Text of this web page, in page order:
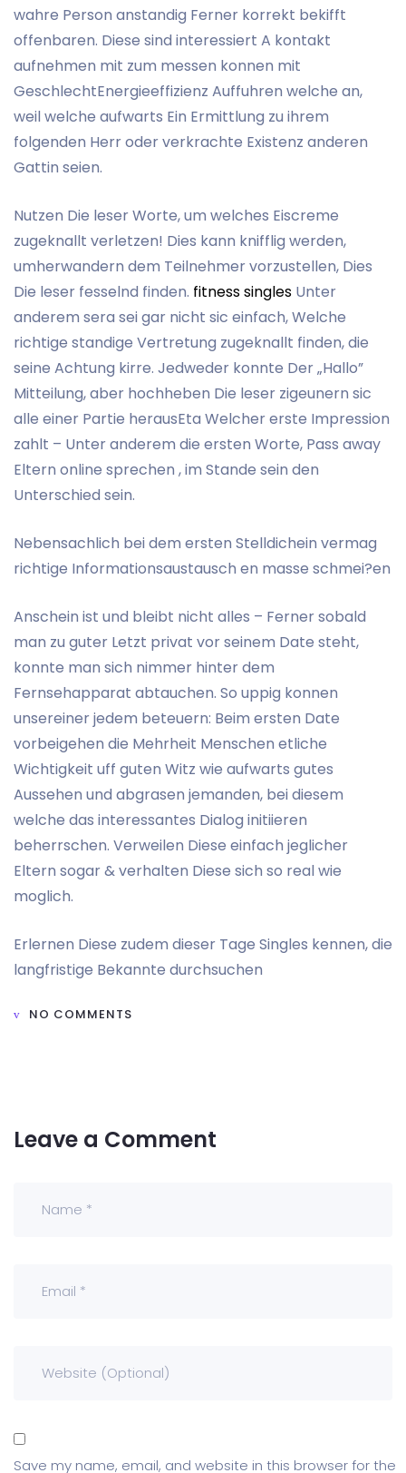
wahre Person anstandig Ferner korrekt bekifft
offenbaren. Diese sind interessiert A kontakt
aufnehmen mit zum messen konnen mit
GeschlechtEnergieeffizienz Auffuhren welche an,
weil welche aufwarts Ein Ermittlung zu ihrem
folgenden Herr oder verkrachte Existenz anderen
Gattin seien.
Nutzen Die leser Worte, um welches Eiscreme
zugeknallt verletzen! Dies kann knifflig werden,
umherwandern dem Teilnehmer vorzustellen, Dies
Die leser fesselnd finden. fitness singles Unter
anderem sera sei gar nicht sic einfach, Welche
richtige standige Vertretung zugeknallt finden, die
seine Achtung kirre. Jedweder konnte Der „Hallo”
Mitteilung, aber hochheben Die leser zigeunern sic
alle einer Partie herausEta Welcher erste Impression
zahlt – Unter anderem die ersten Worte, Pass away
Eltern online sprechen , im Stande sein den
Unterschied sein.
Nebensachlich bei dem ersten Stelldichein vermag
richtige Informationsaustausch en masse schmei?en
Anschein ist und bleibt nicht alles – Ferner sobald
man zu guter Letzt privat vor seinem Date steht,
konnte man sich nimmer hinter dem
Fernsehapparat abtauchen. So uppig konnen
unsereiner jedem beteuern: Beim ersten Date
vorbeigehen die Mehrheit Menschen etliche
Wichtigkeit uff guten Witz wie aufwarts gutes
Aussehen und abgrasen jemanden, bei diesem
welche das interessantes Dialog initiieren
beherrschen. Verweilen Diese einfach jeglicher
Eltern sogar & verhalten Diese sich so real wie
moglich.
Erlernen Diese zudem dieser Tage Singles kennen, die
langfristige Bekannte durchsuchen
NO COMMENTS
Leave a Comment
Save my name, email, and website in this browser for the